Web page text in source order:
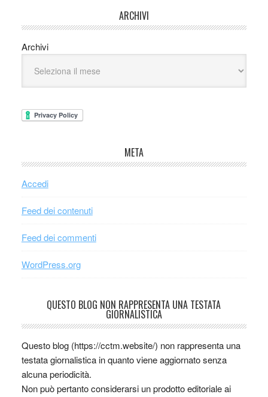
ARCHIVI
Archivi
META
Accedi
Feed dei contenuti
Feed dei commenti
WordPress.org
QUESTO BLOG NON RAPPRESENTA UNA TESTATA
GIORNALISTICA
Questo blog (https://cctm.website/) non rappresenta una
testata giornalistica in quanto viene aggiornato senza
alcuna periodicità.
Non può pertanto considerarsi un prodotto editoriale ai